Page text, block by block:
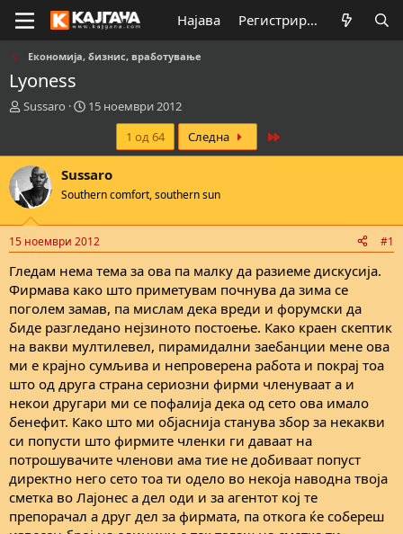
Најава Регистрирај се
Економија, бизнис, вработување
Lyoness
К
а
т
о
р
н
т
е
м
а
т
а
Sussaro
В
м
е
а
а
п
о
н
у
в
а
њ
е
15 ноември 2012
1 од 64
Следна
Sussaro
Southern comfort, southern sun
15 ноември 2012 #1
Гледам нема тема за ова па малку да разиеме дискусија.
Фирмава како што приметувам почнува да зима се
поголем замав, па мислам дека вреди и форумски да
биде разгледано нејзиното постоење. Како краен скептик
на вакви мултилевел, пирамидални заебанции мене ова
ми е крајно сумљива и непроверена работа и покрај тоа
што од друга страна сериозни фирми членуваат а и
некои другари ми се пофалија дека од сето ова имало
бенефит. Како што ми објаснија станува збор за некакви
си попусти што фирмите членки ги даваат на
потрошувачите членови ама тие не добиваат попуст
директно него сето тоа ти одело во некоја наводна твоја
сметка во Лајонес а дел оди и за агентот кој те
препорачал а друг дел за фирмата, па откога ќе собереш